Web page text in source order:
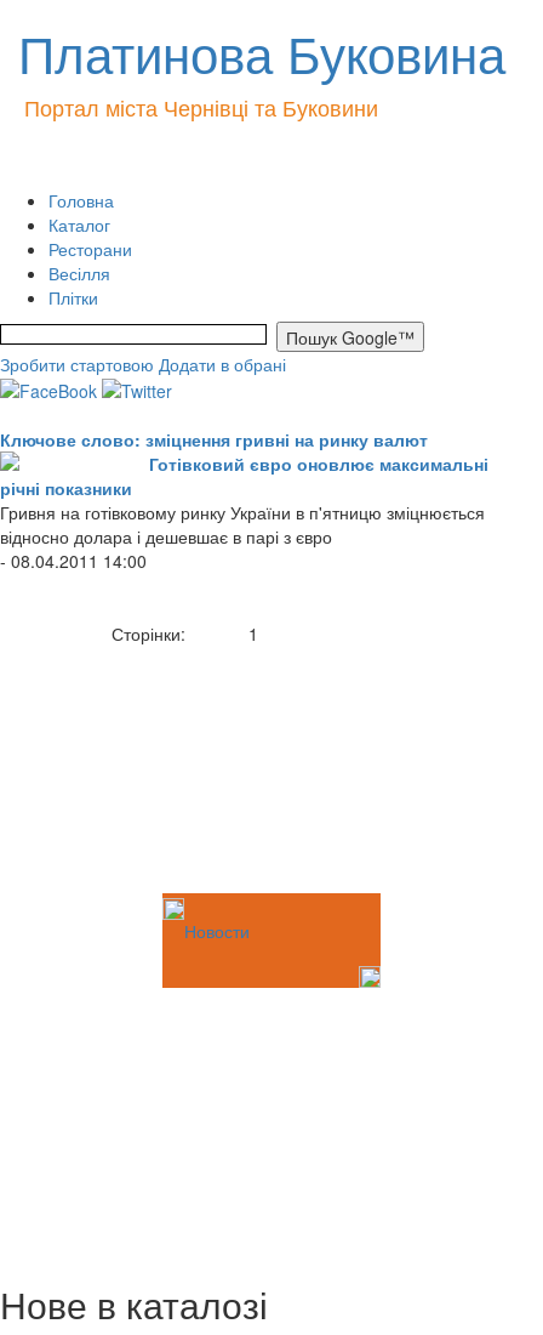
Платинова Буковина
Портал міста Чернівці та Буковини
Головна
Каталог
Ресторани
Весілля
Плітки
Зробити стартовою Додати в обрані
Ключове слово: зміцнення гривні на ринку валют
Готівковий євро оновлює максимальні
річні показники
Гривня на готівковому ринку України в п'ятницю зміцнюється
відносно долара і дешевшає в парі з євро
- 08.04.2011 14:00
Сторінки: 1
Новости
Нове в каталозі